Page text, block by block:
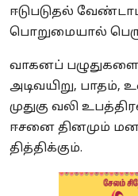
ஈடுபடுதல்
பொறுமையால்
வாகனப் பழுதுகளை
அடிவயிறு, பாதம்,
முதுகு வலி
ஈசனை தினமும்
தித்திக்கும்.